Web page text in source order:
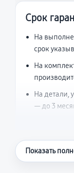
Срок
На
срок
На
На детали,
— до 3
Что
Показать